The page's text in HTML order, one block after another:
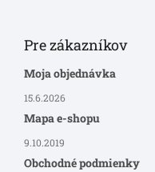
Pre zákazníkov
Moja objednávka
15.6.2026
Mapa e-shopu
9.10.2019
Obchodné podmienky